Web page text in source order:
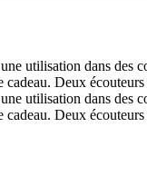
utilisation dans des
Deux
utilisation dans des
Deux